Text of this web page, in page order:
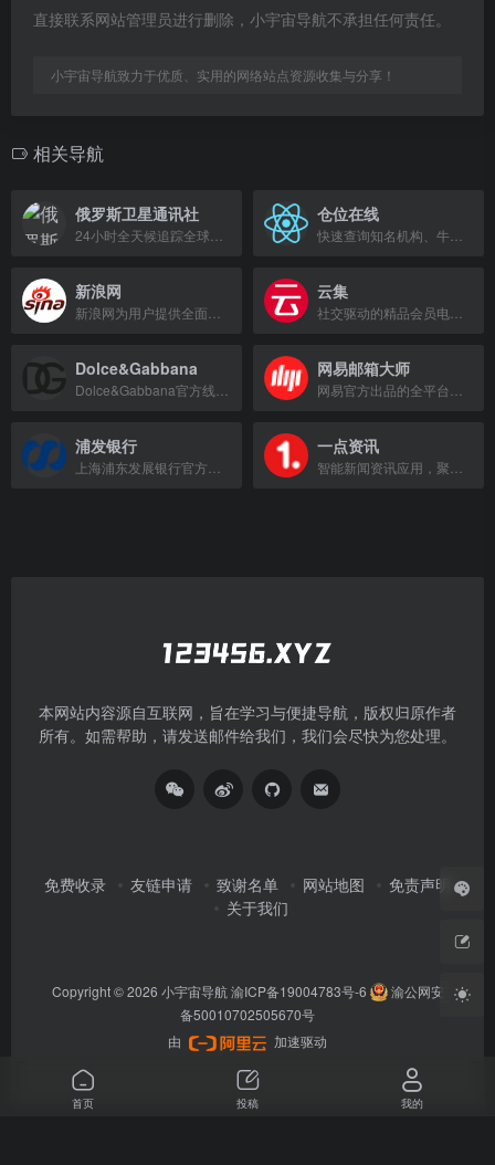
直接联系网站管理员进行删除，小宇宙导航不承担任何责任。
小宇宙导航致力于优质、实用的网络站点资源收集与分享！
相关导航
俄罗斯卫星通讯社 仓位在线
新浪网 云集
Dolce&Gabbana 网易邮箱大师
浦发银行 一点资讯
本网站内容源自互联网，旨在学习与便捷导航，版权归原作者
所有。如需帮助，请发送邮件给我们，我们会尽快为您处理。
免费收录 友链申请 致谢名单 网站地图
免责声明
关于我们
Copyright © 2026 小宇宙导航 渝ICP备19004783号-6
渝公网安
备50010702505670号
由
加速驱动
首页 投稿 我的